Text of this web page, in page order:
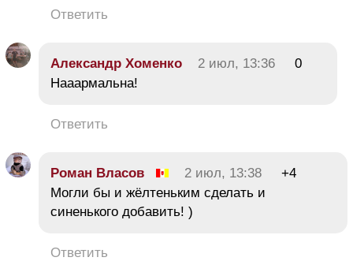
Ответить
Александр Хоменко 2 июл, 13:36
0
Нааармальна!
Ответить
Роман Власов 2 июл, 13:38
+4
Могли бы и жёлтеньким сделать и
синенького добавить! )
Ответить